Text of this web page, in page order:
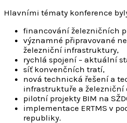
Hlavními tématy konference
financování železničních
významné připravované
železniční infrastruktury,
rychlá spojení – aktuální
síť konvenčních tratí,
nová technická řešení a
infrastruktuře a železniční
pilotní projekty BIM na
implementace ERTMS v
republiky.